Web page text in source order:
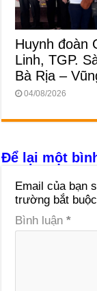
Huynh đoàn
Linh, TGP.
Bà Rịa –
04/08/2026
Để lại một
Email của bạn
trường bắt
Bình luận*